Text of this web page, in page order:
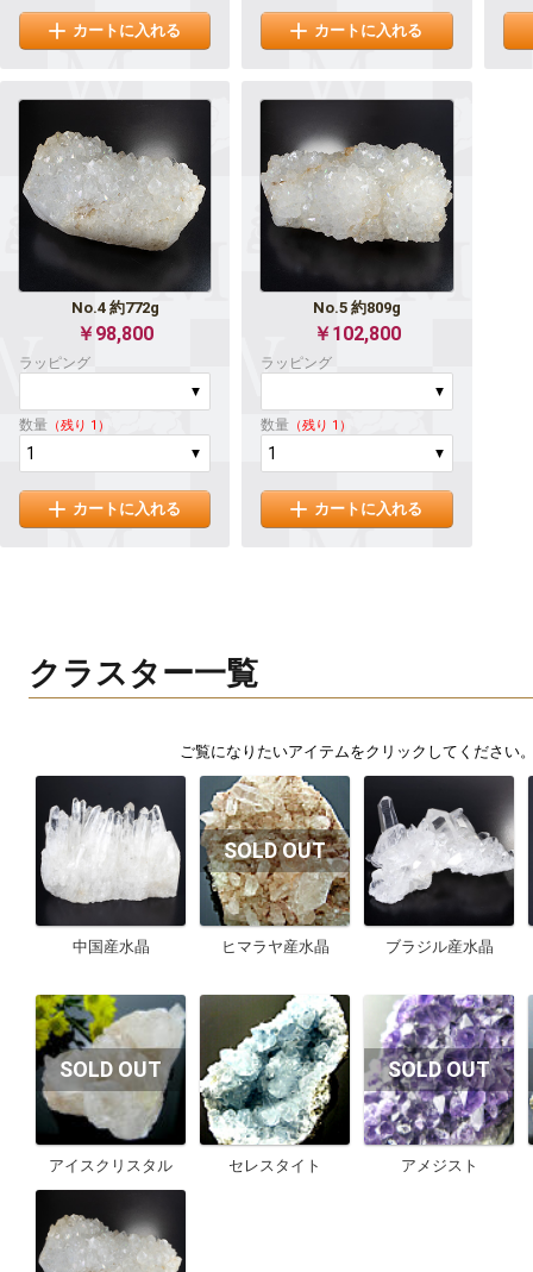
カートに入れる カートに入れる
No.4 約772g
￥98,800
ラッピング
数量 （残り 1）
カートに入れる
No.5 約809g
￥102,800
ラッピング
数量 （残り 1）
カートに入れる
クラスター一覧
中国産水晶 ヒマラヤ産水晶 ブラジル産水晶
アイスクリスタル セレスタイト アメジスト